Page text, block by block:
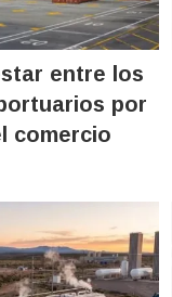
entre los
por
comercio